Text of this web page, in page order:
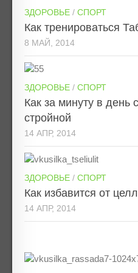
ЗДОРОВЬЕ / СПОРТ
Как тренироваться
8 МАЙ, 2014
ЗДОРОВЬЕ / СПОРТ
Как за минуту в день
стройной
14 АПР, 2014
ЗДОРОВЬЕ / СПОРТ
Как избавится от
14 АПР, 2014